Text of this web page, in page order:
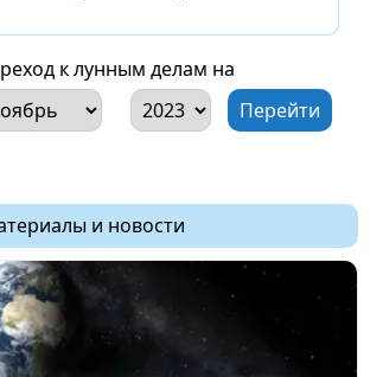
к лунным делам на
и новости